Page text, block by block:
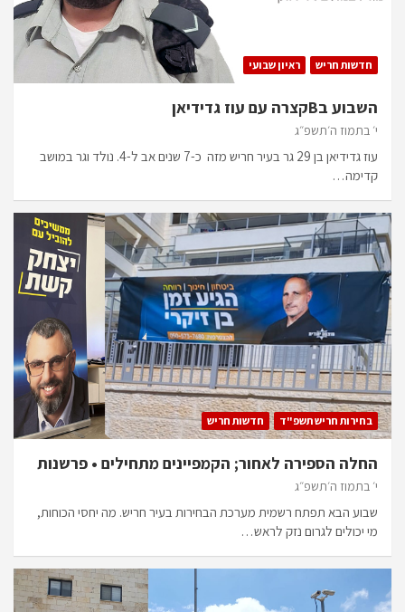
חדשות חריש ראיון שבועי
השבוע בBקצרה עם עוז גדידיאן
י׳ בתמוז ה׳תשפ״ג
עוז גדידיאן בן 29 גר בעיר חריש מזה כ-7 שנים אב ל-4. נולד וגר במושב
קדימה…
בחירות חריש תשפ"ד חדשות חריש
החלה הספירה לאחור; הקמפיינים מתחילים • פרשנות
י׳ בתמוז ה׳תשפ״ג
שבוע הבא תפתח רשמית מערכת הבחירות בעיר חריש. מה יחסי הכוחות,
מי יכולים לגרום נזק לראש…